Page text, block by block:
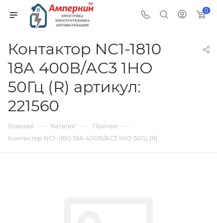
0
Контактор NC1-1810
18А 400В/АС3 1НО
50Гц (R) артикул:
221560
Главная — Каталог — Прочее —
Контактор NC1-1810 18А 400В/АС3 1НО 50Гц (R)